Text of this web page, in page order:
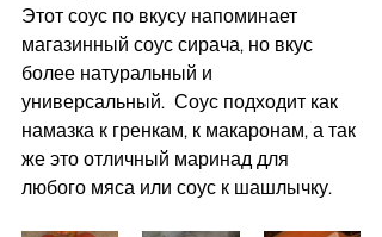
Этот соус по вкусу напоминает
магазинный соус сирача, но вкус
более натуральный и
универсальный.  Соус подходит как
намазка к гренкам, к макаронам, а так
же это отличный маринад для
любого мяса или соус к шашлычку.